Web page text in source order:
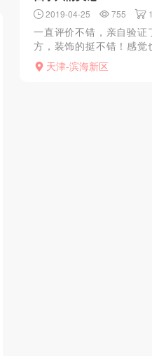
2019-04-25 755
一直评价不错，亲自验证
方，装饰的挺不错！感觉
车很热情！活很细致！妹
了怕你放不开还主动配合
天津-滨海新区